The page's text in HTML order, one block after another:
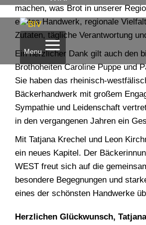
Menu
machen, was Brot in unserer
echtes Handwerk, regionale
Zutaten, tägliche Verantwortung
Ein herzlicher Dank gilt auch den
Brothoheiten Caroline Puppe und
Sie haben das rheinisch-
Bäckerhandwerk mit großem
Sympathie und Leidenschaft
in den vergangenen Jahren ein
Mit Tatjana Krechel und Leon
ein neues Kapitel. Der
WEST freut sich auf die
besondere Begegnungen und
eines der schönsten Handwerke
Herzlichen Glückwunsch,